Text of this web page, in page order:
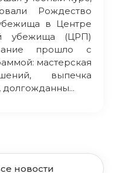
Рождество
в Центре
убежища (ЦРП)
прошло с
мастерская
выпечка
долгожданны...
новости